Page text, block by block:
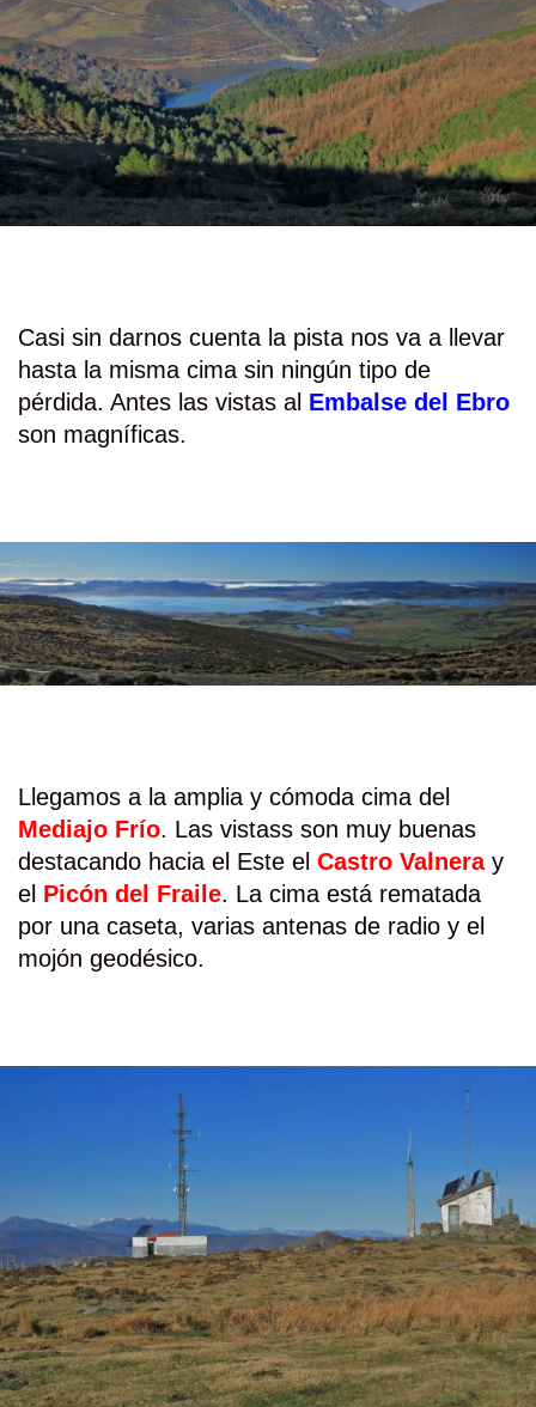
Casi sin darnos cuenta la pista nos va a llevar
hasta la misma cima sin ningún tipo de
pérdida. Antes las vistas al Embalse del Ebro
son magníficas.
Llegamos a la amplia y cómoda cima del
Mediajo Frío. Las vistass son muy buenas
destacando hacia el Este el Castro Valneray
el Picón del Fraile. La cima está rematada
por una caseta, varias antenas de radio y el
mojón geodésico.